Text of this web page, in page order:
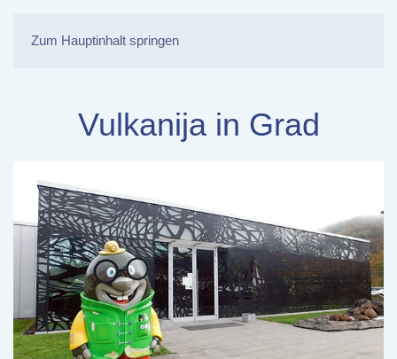
Zum Hauptinhalt springen
Vulkanija in Grad